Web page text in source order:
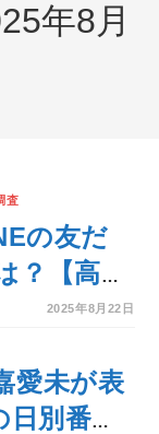
年8月
査
の友だ
？【高校
2025年8月22日
愛未が表
別番組